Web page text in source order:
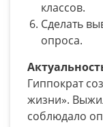
классов.
Сделать
опроса.
Гиппократ
жизни».
соблюдало